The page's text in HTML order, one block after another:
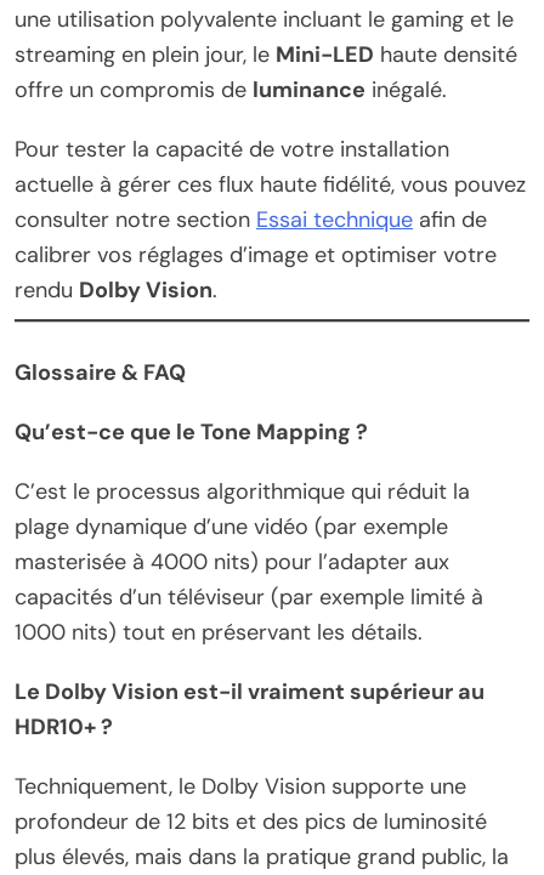
une utilisation polyvalente incluant le gaming et le
streaming en plein jour, le Mini-LED haute densité
offre un compromis de luminance inégalé.
Pour tester la capacité de votre installation
actuelle à gérer ces flux haute fidélité, vous pouvez
consulter notre section Essai technique afin de
calibrer vos réglages d’image et optimiser votre
rendu Dolby Vision.
Glossaire & FAQ
Qu’est-ce que le Tone Mapping ?
C’est le processus algorithmique qui réduit la
plage dynamique d’une vidéo (par exemple
masterisée à 4000 nits) pour l’adapter aux
capacités d’un téléviseur (par exemple limité à
1000 nits) tout en préservant les détails.
Le Dolby Vision est-il vraiment supérieur au
HDR10+ ?
Techniquement, le Dolby Vision supporte une
profondeur de 12 bits et des pics de luminosité
plus élevés, mais dans la pratique grand public, la